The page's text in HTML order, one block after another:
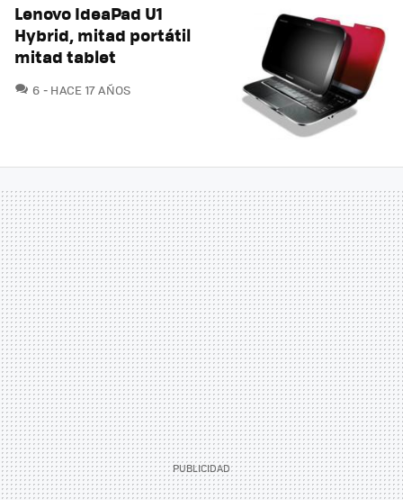
Lenovo IdeaPad U1
Hybrid, mitad portátil
mitad tablet
6 COMENTARIOS
HACE 17 AÑOS